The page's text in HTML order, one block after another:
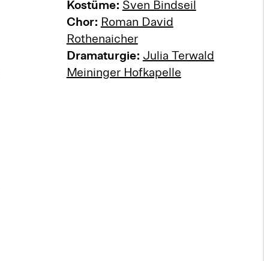
Kostüme: Sven Bindseil
Chor: Roman David
Rothenaicher
Dramaturgie: Julia Terwald
Meininger Hofkapelle